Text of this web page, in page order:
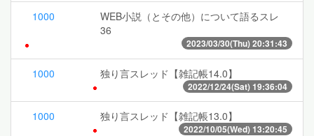
1000
WEB小説（とその他）について語るスレ
36
2023/03/30(Thu) 20:31:43
1000 独り言スレッド【雑記帳14.0】
2022/12/24(Sat) 19:36:04
1000 独り言スレッド【雑記帳13.0】
2022/10/05(Wed) 13:20:45